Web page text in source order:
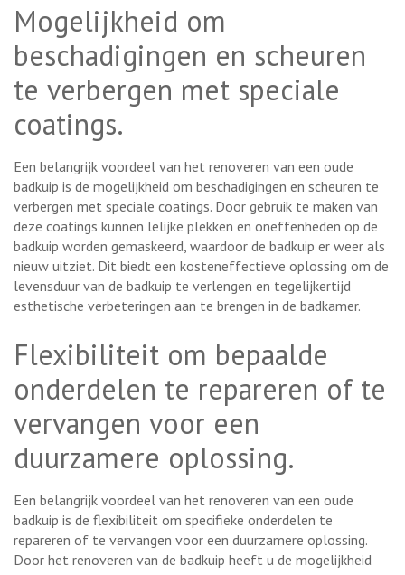
Mogelijkheid om
beschadigingen en scheuren
te verbergen met speciale
coatings.
Een belangrijk voordeel van het renoveren van een oude
badkuip is de mogelijkheid om beschadigingen en scheuren te
verbergen met speciale coatings. Door gebruik te maken van
deze coatings kunnen lelijke plekken en oneffenheden op de
badkuip worden gemaskeerd, waardoor de badkuip er weer als
nieuw uitziet. Dit biedt een kosteneffectieve oplossing om de
levensduur van de badkuip te verlengen en tegelijkertijd
esthetische verbeteringen aan te brengen in de badkamer.
Flexibiliteit om bepaalde
onderdelen te repareren of te
vervangen voor een
duurzamere oplossing.
Een belangrijk voordeel van het renoveren van een oude
badkuip is de flexibiliteit om specifieke onderdelen te
repareren of te vervangen voor een duurzamere oplossing.
Door het renoveren van de badkuip heeft u de mogelijkheid